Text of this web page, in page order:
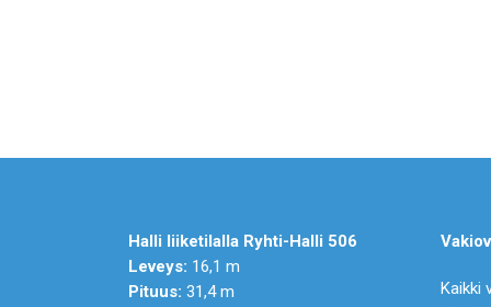
Halli liiketilalla Ryhti-Halli 506
Leveys: 16,1 m
Pituus: 31,4 m
Kaikki